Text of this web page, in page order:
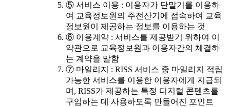
⑤ 서비스 이용 : 이용자가 단말기를 이용하
여 교육정보원의 주전산기에 접속하여 교육
정보원이 제공하는 정보를 이용하는 것
⑥ 이용계약 : 서비스를 제공받기 위하여 이
약관으로 교육정보원과 이용자간의 체결하
는 계약을 말함
⑦ 마일리지 : RISS 서비스 중 마일리지 적립
가능한 서비스를 이용한 이용자에게 지급되
며, RISS가 제공하는 특정 디지털 콘텐츠를
구입하는 데 사용하도록 만들어진 포인트